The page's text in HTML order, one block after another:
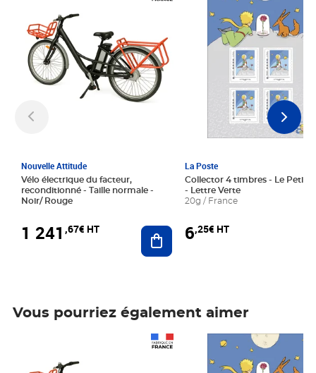
Nouvelle Attitude
Vélo électrique du facteur,
reconditionné - Taille normale -
Noir/ Rouge
1 241 ,67€ HT Ajouter au panier
La Poste
Collector 4 timbres - Le Petit
- Lettre Verte
20g / France
6,25€ HT
Vous pourriez également aimer
Prix 6,25€ HT